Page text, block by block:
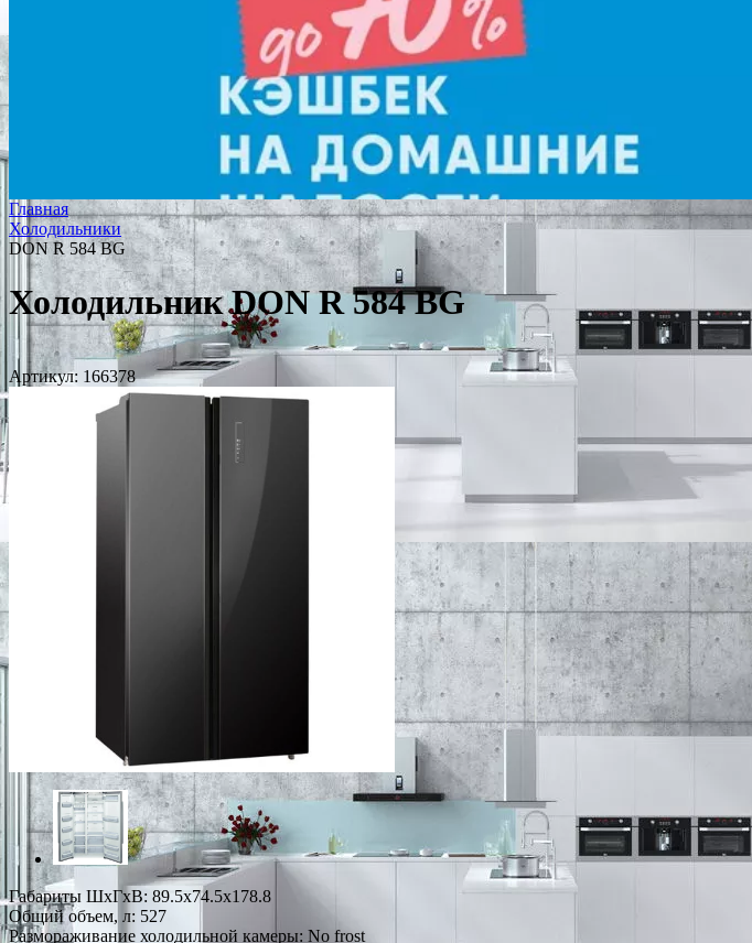
Главная
Холодильники
DON R 584 BG
Холодильник DON R 584 BG
Артикул: 166378
Габариты ШxГxВ: 89.5x74.5x178.8
Общий объем, л: 527
Размораживание холодильной камеры: No frost